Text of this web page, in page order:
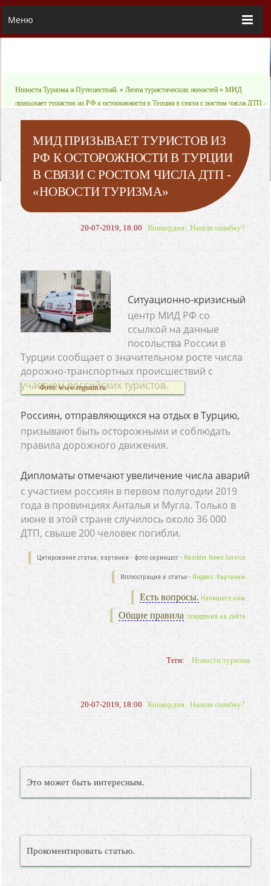
Меню
Новости Туризма и Путешествий. »Лента туристических новостей » МИД
призывает туристов из РФ к осторожности в Турции в связи с ростом числа ДТП -
«Новости туризма»
МИД ПРИЗЫВАЕТ ТУРИСТОВ ИЗ
РФ К ОСТОРОЖНОСТИ В ТУРЦИИ
В СВЯЗИ С РОСТОМ ЧИСЛА ДТП -
«НОВОСТИ ТУРИЗМА»
20-07-2019, 18:00 Конкордия Нашли ошибку?
Фото: www.regnum.ru
Ситуационно-кризисный
центр МИД РФ со
ссылкой на данные
посольства России в
Турции сообщает о значительном росте числа
дорожно-транспортных происшествий с
участием российских туристов.
Россиян, отправляющихся на отдых в Турцию,
призывают быть осторожными и соблюдать
правила дорожного движения.
Дипломаты отмечают увеличение числа аварий
с участием россиян в первом полугодии 2019
года в провинциях Анталья и Мугла. Только в
июне в этой стране случилось около 36 000
ДТП, свыше 200 человек погибли.
Цитирование статьи, картинки - фото скриншот - Rambler News Service.
Иллюстрация к статье - Яндекс. Картинки.
Есть вопросы. Напишите нам.
Общие правила поведения на сайте.
Теги: Новости туризма
20-07-2019, 18:00 Конкордия Нашли ошибку?
Это может быть интересным.
Прокоментировать статью.